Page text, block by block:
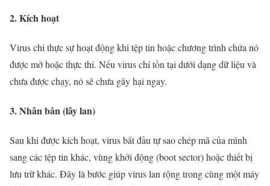
2. Kích hoạt
Virus chỉ thực sự hoạt động khi tệp tin hoặc chương trình chứa nó
được mở hoặc thực thi. Nếu virus chỉ tồn tại dưới dạng dữ liệu và
chưa được chạy, nó sẽ chưa gây hại ngay.
3. Nhân bản (lây lan)
Sau khi được kích hoạt, virus bắt đầu tự sao chép mã của mình
sang các tệp tin khác, vùng khởi động (boot sector) hoặc thiết bị
lưu trữ khác. Đây là bước giúp virus lan rộng trong cùng một máy